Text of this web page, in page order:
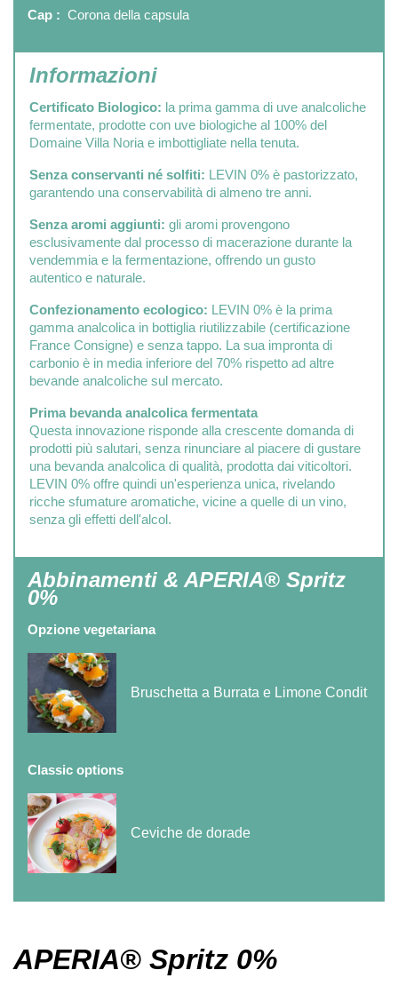
Cap : Corona della capsula
Informazioni
Certificato Biologico: la prima gamma di uve analcoliche
fermentate, prodotte con uve biologiche al 100% del
Domaine Villa Noria e imbottigliate nella tenuta.
Senza conservanti né solfiti: LEVIN 0% è pastorizzato,
garantendo una conservabilità di almeno tre anni.
Senza aromi aggiunti: gli aromi provengono
esclusivamente dal processo di macerazione durante la
vendemmia e la fermentazione, offrendo un gusto
autentico e naturale.
Confezionamento ecologico: LEVIN 0% è la prima
gamma analcolica in bottiglia riutilizzabile (certificazione
France Consigne) e senza tappo. La sua impronta di
carbonio è in media inferiore del 70% rispetto ad altre
bevande analcoliche sul mercato.
Prima bevanda analcolica fermentata
Questa innovazione risponde alla crescente domanda di
prodotti più salutari, senza rinunciare al piacere di gustare
una bevanda analcolica di qualità, prodotta dai viticoltori.
LEVIN 0% offre quindi un'esperienza unica, rivelando
ricche sfumature aromatiche, vicine a quelle di un vino,
senza gli effetti dell'alcol.
Abbinamenti & APERIA® Spritz
0%
Opzione vegetariana
Bruschetta a Burrata e Limone Condit
Classic options
Ceviche de dorade
APERIA® Spritz 0%